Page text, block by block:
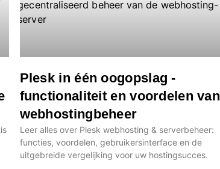
Plesk in één oogopslag -
functionaliteit en voordelen van
webhostingbeheer
Leer alles over Plesk webhosting & serverbeheer:
functies, voordelen, gebruikersinterface en de
uitgebreide vergelijking voor uw hostingsucces.